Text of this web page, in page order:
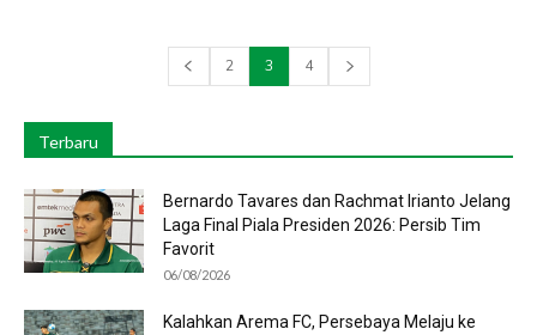
2 3 4
Terbaru
Bernardo Tavares dan Rachmat Irianto Jelang
Laga Final Piala Presiden 2026: Persib Tim
Favorit
06/08/2026
Kalahkan Arema FC, Persebaya Melaju ke